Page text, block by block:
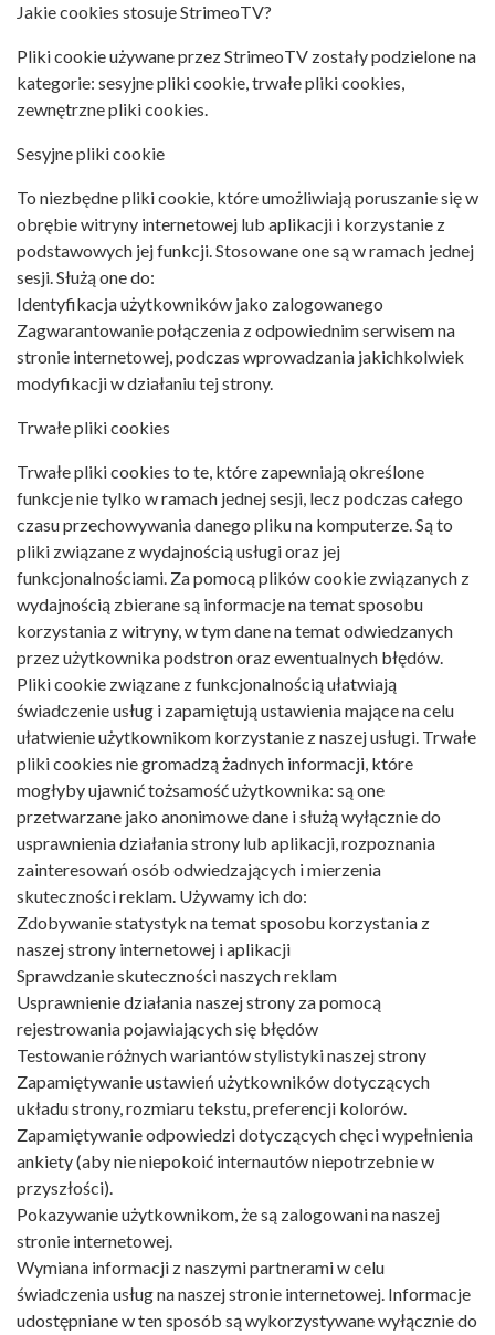
Jakie cookies stosuje StrimeoTV?
Pliki cookie używane przez StrimeoTV zostały podzielone na
kategorie: sesyjne pliki cookie, trwałe pliki cookies,
zewnętrzne pliki cookies.
Sesyjne pliki cookie
To niezbędne pliki cookie, które umożliwiają poruszanie się w
obrębie witryny internetowej lub aplikacji i korzystanie z
podstawowych jej funkcji. Stosowane one są w ramach jednej
sesji. Służą one do:
Identyfikacja użytkowników jako zalogowanego
Zagwarantowanie połączenia z odpowiednim serwisem na
stronie internetowej, podczas wprowadzania jakichkolwiek
modyfikacji w działaniu tej strony.
Trwałe pliki cookies
Trwałe pliki cookies to te, które zapewniają określone
funkcje nie tylko w ramach jednej sesji, lecz podczas całego
czasu przechowywania danego pliku na komputerze. Są to
pliki związane z wydajnością usługi oraz jej
funkcjonalnościami. Za pomocą plików cookie związanych z
wydajnością zbierane są informacje na temat sposobu
korzystania z witryny, w tym dane na temat odwiedzanych
przez użytkownika podstron oraz ewentualnych błędów.
Pliki cookie związane z funkcjonalnością ułatwiają
świadczenie usług i zapamiętują ustawienia mające na celu
ułatwienie użytkownikom korzystanie z naszej usługi. Trwałe
pliki cookies nie gromadzą żadnych informacji, które
mogłyby ujawnić tożsamość użytkownika: są one
przetwarzane jako anonimowe dane i służą wyłącznie do
usprawnienia działania strony lub aplikacji, rozpoznania
zainteresowań osób odwiedzających i mierzenia
skuteczności reklam. Używamy ich do:
Zdobywanie statystyk na temat sposobu korzystania z
naszej strony internetowej i aplikacji
Sprawdzanie skuteczności naszych reklam
Usprawnienie działania naszej strony za pomocą
rejestrowania pojawiających się błędów
Testowanie różnych wariantów stylistyki naszej strony
Zapamiętywanie ustawień użytkowników dotyczących
układu strony, rozmiaru tekstu, preferencji kolorów.
Zapamiętywanie odpowiedzi dotyczących chęci wypełnienia
ankiety (aby nie niepokoić internautów niepotrzebnie w
przyszłości).
Pokazywanie użytkownikom, że są zalogowani na naszej
stronie internetowej.
Wymiana informacji z naszymi partnerami w celu
świadczenia usług na naszej stronie internetowej. Informacje
udostępniane w ten sposób są wykorzystywane wyłącznie do